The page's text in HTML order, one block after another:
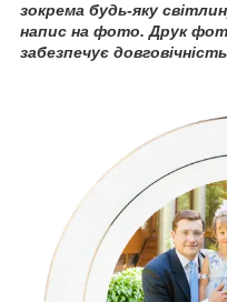
зокрема будь-яку
напис на фото. Друк
забезпечує